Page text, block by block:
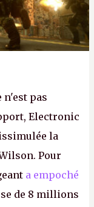
n'est pas
Electronic
la
Pour
a empoché
de 8 millions